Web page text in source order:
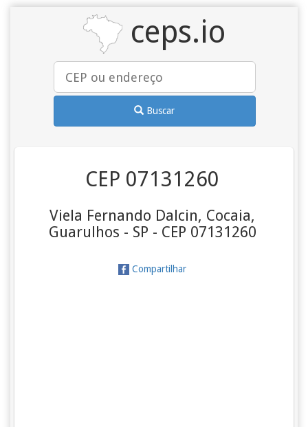
ceps.io
Buscar
CEP 07131260
Viela Fernando Dalcin, Cocaia,
Guarulhos - SP - CEP 07131260
Compartilhar